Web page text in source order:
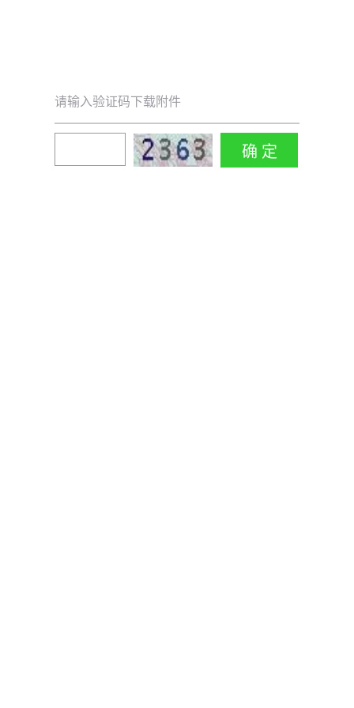
请输入验证码下载附件